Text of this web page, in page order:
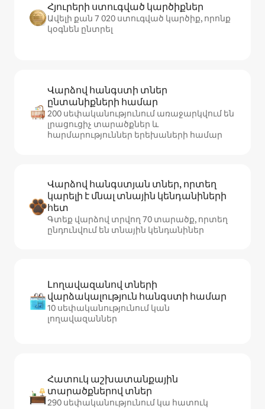
Հյուրերի ստուգված կարծիքներ
Ավելի քան 7 020 ստուգված կարծիք, որոնք
կօգնեն ընտրել
Վարձով հանգստի տներ
ընտանիքների համար
200 սեփականությունում առաջարկվում են
լրացուցիչ տարածքներ և
հարմարություններ երեխաների համար
Վարձով հանգստյան տներ, որտեղ
կարելի է մնալ տնային կենդանիների
հետ
Գտեք վարձով տրվող 70 տարածք, որտեղ
ընդունվում են տնային կենդանիներ
Լողավազանով տների
վարձակալություն հանգստի համար
10 սեփականությունում կան
լողավազաններ
Հատուկ աշխատանքային
տարածքներով տներ
290 սեփականությունում կա հատուկ